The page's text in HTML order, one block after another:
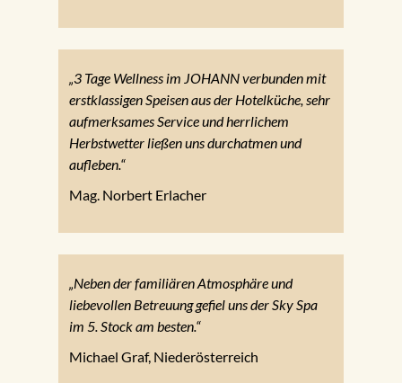
„3 Tage Wellness im JOHANN verbunden mit
erstklassigen Speisen aus der Hotelküche, sehr
aufmerksames Service und herrlichem
Herbstwetter ließen uns durchatmen und
aufleben.“
Mag. Norbert Erlacher
„Neben der familiären Atmosphäre und
liebevollen Betreuung gefiel uns der Sky Spa
im 5. Stock am besten.“
Michael Graf, Niederösterreich